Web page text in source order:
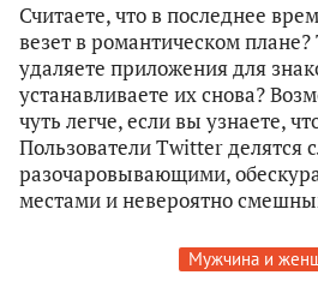
Считаете, что в последнее
везет в романтическом плане?
удаляете приложения для
устанавливаете их снова?
чуть легче, если вы узнаете,
Пользователи Twitter делятся
разочаровывающими,
местами и невероятно
Мужчина и